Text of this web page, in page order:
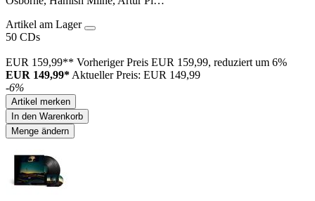
Artikel am Lager
50 CDs
EUR 159,99** Vorheriger Preis EUR 159,99, reduziert um 6%
EUR 149,99* Aktueller Preis: EUR 149,99
-6%
Artikel merken
In den Warenkorb
Menge ändern